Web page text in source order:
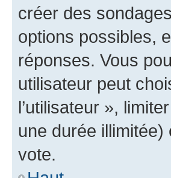
créer des
options possibles,
réponses. Vous
utilisateur peut
l’utilisateur »,
une durée
vote.